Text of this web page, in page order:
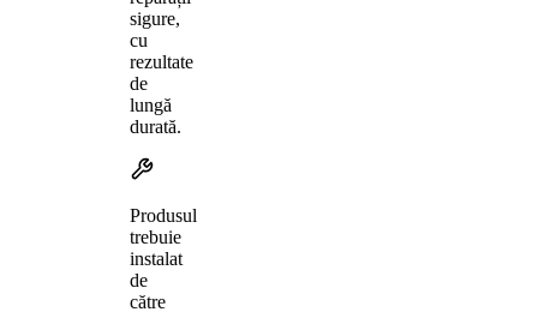
sigure,
cu
rezultate
de
lungă
durată.
Produsul
trebuie
instalat
de
către